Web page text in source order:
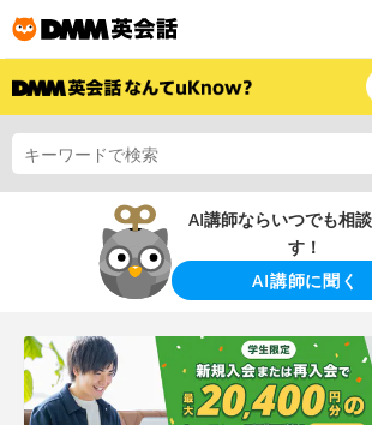
AI講師ならいつでも相
す！
AI講師に聞く